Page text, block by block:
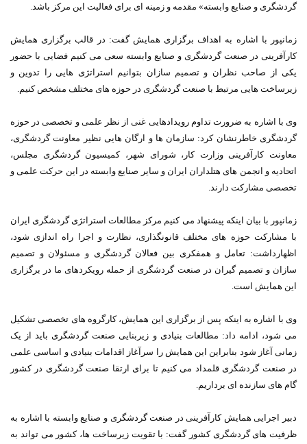
گردشگری و صنایع وابسته» مقدمه و زمینه ای برای فعالیت این مرکز باشد.
زمانپور با اشاره به اهداف برگزاری همایش گفت: در قالب برگزاری همایش
کارآفرینی در صنعت گردشگری و صنایع وابسته سعی می کنیم فضایی با حضور
یکی از صاحب نظران و تصمیم سازان بتوانیم استراتژی هایی را تدوین و
زیرساخت هایی مرتبط با صنعت گردشگری در حوزه های مختلف مشخص کنیم.
وی با اشاره به ضرورت تداوم رویدادهایی غنی از نظر علمی و تخصصی در حوزه
گردشگری خاطرنشان کرد: سازمان ها و ارگان هایی نظیر معاونت گردشگری،
معاونت کارآفرینی وزارت کار، شورای شهر، کمیسیون گردشگری مجلس،
اتحادیه و انجمن های هتلداران ایران و سایر صنایع وابسته در این حرکت علمی و
تخصصی مشارکت دارند.
زمانپور با بیان اینکه پیشنهاد می کنیم مرکز مطالعات استراتژی گردشگری ایران
با مشارکت حوزه های مختلف قانونگذاری، نظارت و اجرا راه اندازی شود،
اظهارداشت: تعامل و همفکری بین فعالان گردشگری و مسئولان و تصمیم
سازان و تصمیم گیران در صنعت گردشگری از حمله رویکردهای ما در برگزاری
این همایش است.
وی با اشاره به اینکه پس از برگزاری این همایش، کارگروه های تخصصی تشکیل
می شود، ادامه داد: مطالعات بنیادی و زیربنایی صنعت گردشگری باید از یک
زمانی آغاز شود بنابراین این همایش را سرآغاز اقدامات بنیادی و اساسی علمی
در صنعت گردشگری قلمداد می کنیم تا برای ارتقا صنعت گردشگری در کشور
گام های سازنده ای برداریم.
دبیر اجرایی همایش کارآفرینی در صنعت گردشگری و صنایع وابسته با اشاره به
ظرفیت های گردشگری کشور گفت: با تقویت زیرساخت ها، کشور می تواند به